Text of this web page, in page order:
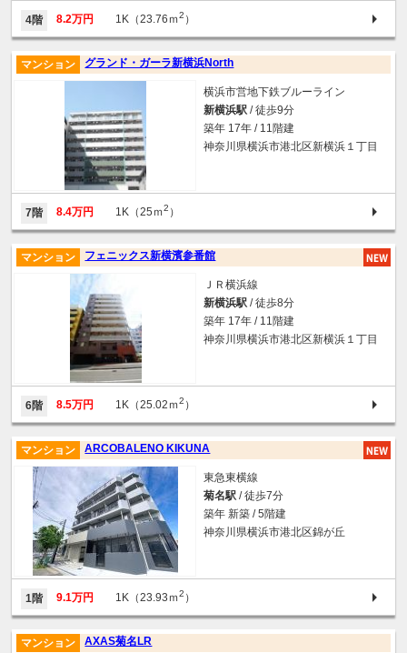
4階 8.2万円 1K（23.76ｍ2 ）
グランド・ガーラ新横浜North
マンション
横浜市営地下鉄ブルーライン
新横浜駅 / 徒歩9分
築年 17年 / 11階建
神奈川県横浜市港北区新横浜１丁目
7階 8.4万円 1K（25ｍ2 ）
フェニックス新横濱参番館
マンション
ＪＲ横浜線
新横浜駅 / 徒歩8分
築年 17年 / 11階建
神奈川県横浜市港北区新横浜１丁目
6階 8.5万円 1K（25.02ｍ2 ）
ARCOBALENO KIKUNA
マンション
東急東横線
菊名駅 / 徒歩7分
築年 新築 / 5階建
神奈川県横浜市港北区錦が丘
1階 9.1万円 1K（23.93ｍ2 ）
AXAS菊名LR
マンション